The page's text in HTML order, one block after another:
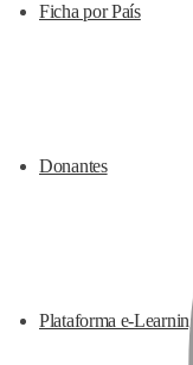
Ficha por País
Donantes
Plataforma e-Learning